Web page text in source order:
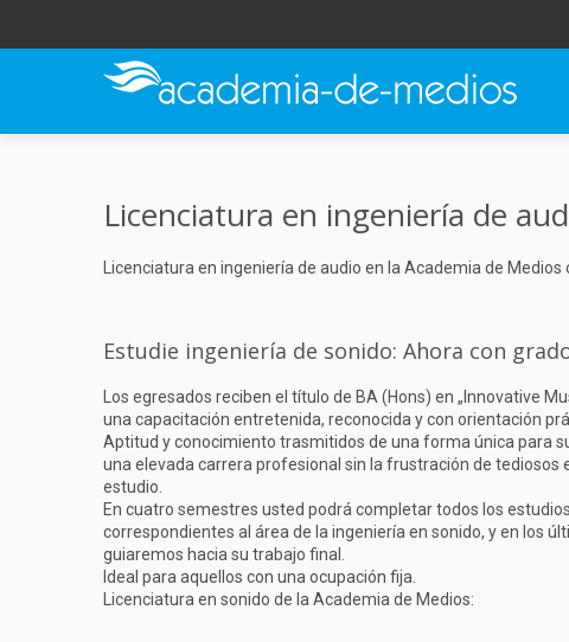
Licenciatura en ingeniería de
Licenciatura en ingeniería de audio en la Academia de Medios
Estudie ingeniería de sonido: Ahora con
Los egresados reciben el título de BA (Hons) en „Innovative
una capacitación entretenida, reconocida y con orientación
Aptitud y conocimiento trasmitidos de una forma única para
una elevada carrera profesional sin la frustración de tediosos
estudio.
En cuatro semestres usted podrá completar todos los
correspondientes al área de la ingeniería en sonido, y en los
guiaremos hacia su trabajo final.
Ideal para aquellos con una ocupación fija.
Licenciatura en sonido de la Academia de Medios: